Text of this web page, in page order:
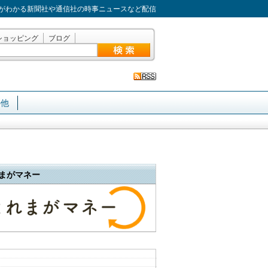
わかる新聞社や通信社の時事ニュースなど配信
ョッピング ブログ
がマネー